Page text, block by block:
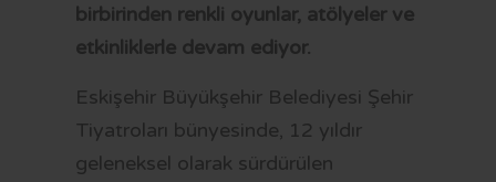
OTOBÜS SAATLERİ
TRAMVAY SAATLERİ
MİNİBÜS GÜZERGAHLARI
birbirinden renkli oyunlar, atölyeler ve
etkinliklerle devam ediyor.
Eskişehir Büyükşehir Belediyesi Şehir
Tiyatroları bünyesinde, 12 yıldır
geleneksel olarak sürdürülen